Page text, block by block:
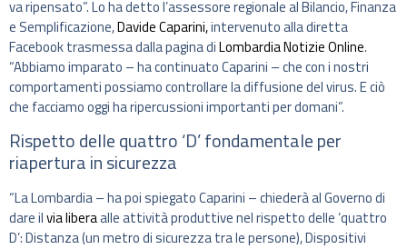
va ripensato”. Lo ha detto l’assessore regionale al Bilancio, Finanza
e Semplificazione,Davide Caparini,intervenuto alla diretta
Facebook trasmessa dalla pagina diLombardia Notizie Online.
“Abbiamo imparato – ha continuato Caparini – che con i nostri
comportamenti possiamo controllare la diffusione del virus. E ciò
che facciamo oggi ha ripercussioni importanti per domani”.
Rispetto delle quattro ‘D’ fondamentale per
riapertura in sicurezza
“La Lombardia – ha poi spiegato Caparini – chiederà al Governo di
dare ilvia liberaalle attività produttive nel rispetto delle ‘quattro
D’: Distanza (un metro di sicurezza tra le persone), Dispositivi